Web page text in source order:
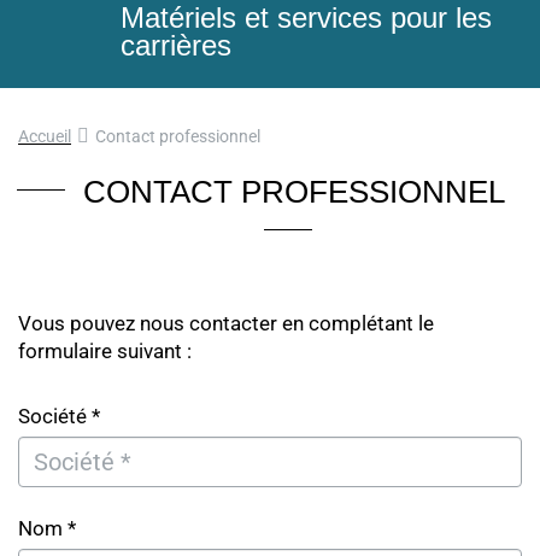
Matériels et services pour les
carrières
Accueil Contact professionnel
CONTACT PROFESSIONNEL
Vous pouvez nous contacter en complétant le
formulaire suivant :
Société *
Nom *